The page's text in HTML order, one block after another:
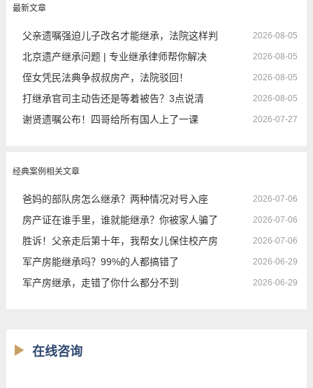
最新文章
2026-08-05
父亲遗嘱强迫儿子改名才能继承，法院这样判
2026-08-05
北京遗产继承问题 | 专业继承律师帮你解决
2026-08-05
侄女凭民法典争叔叔房产，法院驳回！
2026-08-05
打继承官司主动告还是等着被告？3点说清
2026-07-27
谢贤遗嘱公布！四哥给所有国人上了一课
经典案例相关文章
2026-07-06
爸妈的部队房怎么继承？两种情况对号入座
2026-07-06
房产证在谁手里，谁就能继承？你被家人骗了
2026-07-06
胜诉！父亲走后第十年，我帮女儿保住校产房
2026-06-29
军产房能继承吗？99%的人都搞错了
2026-06-29
军产房继承，走错了你什么都分不到
在线咨询